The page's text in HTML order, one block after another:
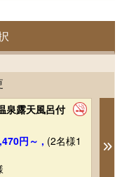
泉露天風呂付
円～ , (2名様1